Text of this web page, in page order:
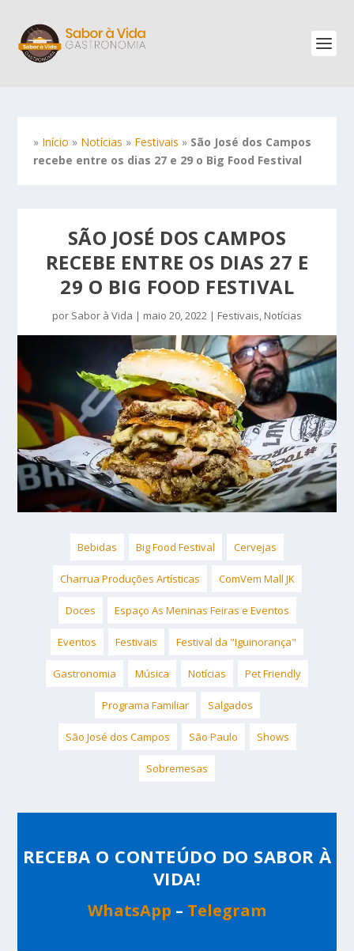
» Início » Notícias » Festivais » São José dos Campos
recebe entre os dias 27 e 29 o Big Food Festival
SÃO JOSÉ DOS CAMPOS
RECEBE ENTRE OS DIAS 27 E
29 O BIG FOOD FESTIVAL
por Sabor à Vida | maio 20, 2022 | Festivais, Notícias
Bebidas Big Food Festival Cervejas
Charrua Produções Artísticas ComVem Mall JK
Doces Espaço As Meninas Feiras e Eventos
Eventos Festivais Festival da "Iguinorança"
Gastronomia Música Notícias Pet Friendly
Programa Familiar Salgados
São José dos Campos São Paulo Shows
Sobremesas
RECEBA O CONTEÚDO DO SABOR À
VIDA!
WhatsApp – Telegram